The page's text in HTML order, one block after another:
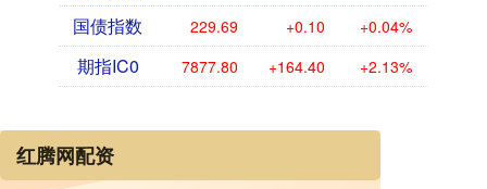
国债指数 229.69 +0.10 +0.04%
期指IC0 7877.80 +164.40 +2.13%
红腾网配资